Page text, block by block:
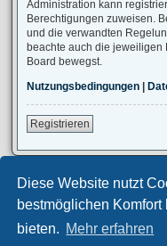
Diese Website nutzt
bestmöglichen
bieten. Mehr erfahren
Administration kann
Berechtigungen zuweisen.
und die verwandten
beachte auch die jeweiligen
Board bewegst.
Nutzungsbedingungen |
Registrieren
Foren-Übersicht
Privates